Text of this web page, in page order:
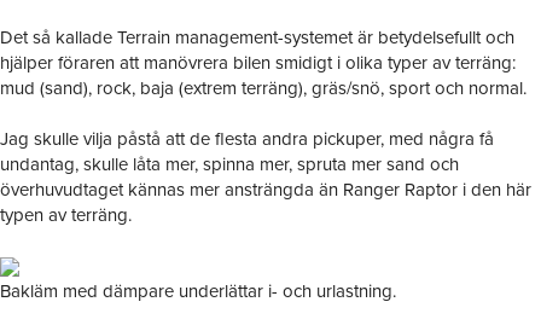
Det så kallade Terrain management-systemet är betydelsefullt och
hjälper föraren att manövrera bilen smidigt i olika typer av terräng:
mud (sand), rock, baja (extrem terräng), gräs/snö, sport och normal.
Jag skulle vilja påstå att de flesta andra pickuper, med några få
undantag, skulle låta mer, spinna mer, spruta mer sand och
överhuvudtaget kännas mer ansträngda än Ranger Raptor i den här
typen av terräng.
Bakläm med dämpare underlättar i- och urlastning.